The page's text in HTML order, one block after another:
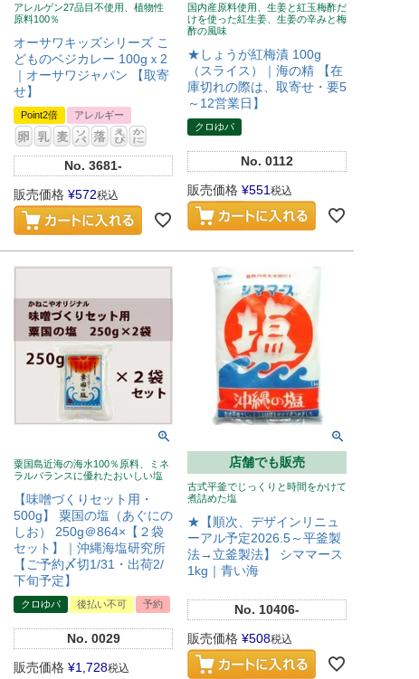
アレルゲン27品目不使用、植物性
原料100％
オーサワキッズシリーズ こ
どものベジカレー 100gｘ2
｜オーサワジャパン 【取寄
せ】
Point2倍 アレルギー
No. 3681-
販売価格 ¥572税込
国内産原料使用、生姜と紅玉梅酢だ
けを使った紅生姜、生姜の辛みと梅
酢の風味
★しょうが紅梅漬 100g
（スライス）｜海の精 【在
庫切れの際は、取寄せ・要5
～12営業日】
クロゆパ
No. 0112
販売価格 ¥551 税込
粟国島近海の海水100％原料、ミネ
ラルバランスに優れたおいしい塩
【味噌づくりセット用・
500g】 粟国の塩（あぐにの
しお） 250g＠864×【２袋
セット】｜沖縄海塩研究所
【ご予約〆切1/31・出荷2/
下旬予定】
クロゆパ 後払い不可 予約
No. 0029
販売価格 ¥1,728税込
店舗でも販売
古式平釜でじっくりと時間をかけて
煮詰めた塩
★【順次、デザインリニュ
ーアル予定2026.5～平釜製
法→立釜製法】 シママース
1kg｜青い海
No. 10406-
販売価格 ¥508税込